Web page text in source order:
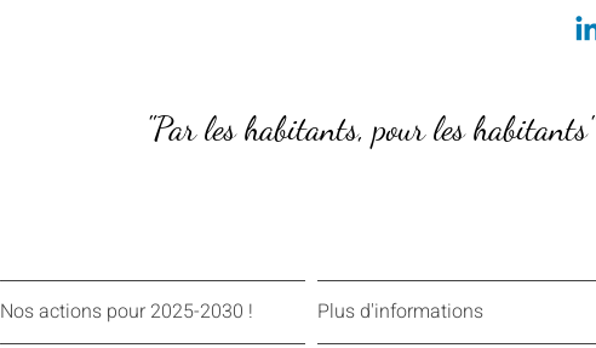
"Par les habitants, pour les habitants"
Nos actions pour 2025-2030 ! Plus d'informations